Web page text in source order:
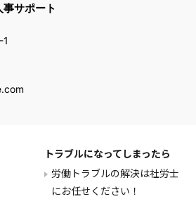
）とは
義務
サポート
トラブルになってしまったら
労働トラブルの解決は社労士
にお任せください！